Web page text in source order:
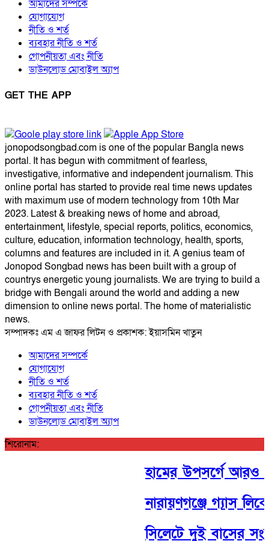
আমাদের সম্পর্কে
যোগাযোগ
নীতি ও শর্ত
ব্যবহার নীতি ও শর্ত
গোপনীয়তা এবং নীতি
ডাউনলোড মোবাইল অ্যাপ
GET THE APP
jonopodsongbad.com is one of the popular Bangla news
portal. It has begun with commitment of fearless,
investigative, informative and independent journalism. This
online portal has started to provide real time news updates
with maximum use of modern technology from 10th Mar
2023. Latest & breaking news of home and abroad,
entertainment, lifestyle, special reports, politics, economics,
culture, education, information technology, health, sports,
columns and features are included in it. A genius team of
Jonopod Songbad news has been built with a group of
countrys energetic young journalists. We are trying to build a
bridge with Bengali around the world and adding a new
dimension to online news portal. The home of materialistic
news.
সম্পাদকঃ এম এ জাফর লিটন ও প্রকাশক: ইয়াসমিন খাতুন
আমাদের সম্পর্কে
যোগাযোগ
নীতি ও শর্ত
ব্যবহার নীতি ও শর্ত
গোপনীয়তা এবং নীতি
ডাউনলোড মোবাইল অ্যাপ
শিরোনাম:
হামের উপসর্গে আরও
নারায়ণগঞ্জে গ্যাস
সিলেটে দুই বাসের